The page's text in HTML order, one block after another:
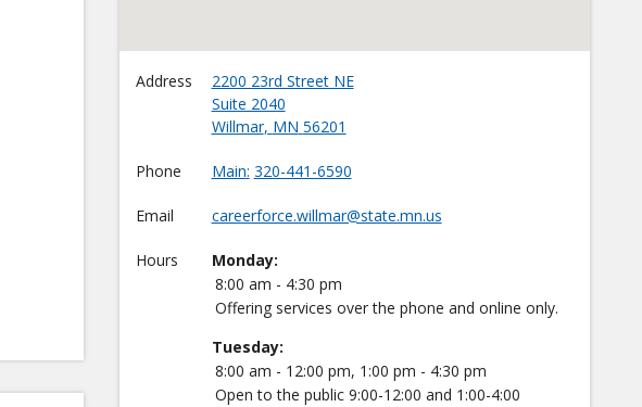
Address
2200 23rd Street NE
Suite 2040
Willmar, MN 56201
Phone Main 320-441-6590
Email careerforce.willmar@state.mn.us
Hours
Monday:
8:00 am - 4:30 pm
Offering services over the phone and online only.
Tuesday:
8:00 am - 12:00 pm, 1:00 pm - 4:30 pm
Open to the public 9:00-12:00 and 1:00-4:00